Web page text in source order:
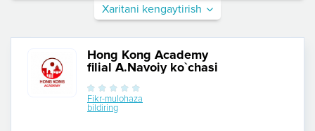
Xaritani kengaytirish
Hong Kong Academy
filial A.Navoiy ko`chasi
Fikr-mulohaza
bildiring